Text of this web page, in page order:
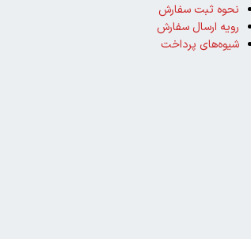
نحوه ثبت سفارش
رویه ارسال سفارش
شیوه‌های پرداخت